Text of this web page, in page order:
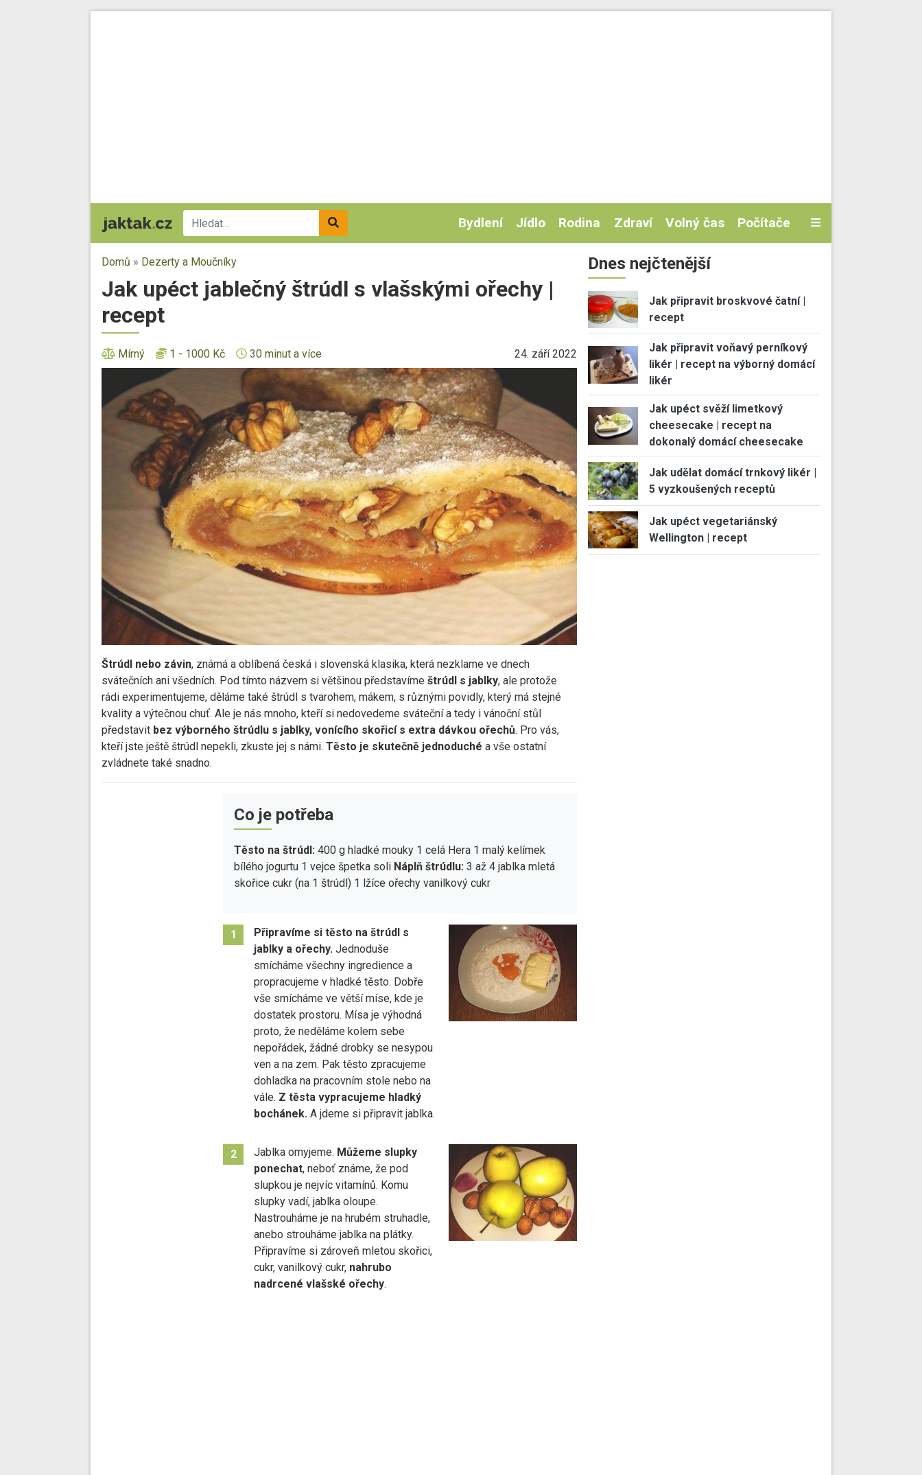
Bydlení Jídlo Rodina Zdraví Volný čas Počítače
Domů » Dezerty a Moučníky
Jak upéct jablečný štrúdl s vlašskými ořechy |
recept
Mírný 1 - 1000 Kč 30 minut a více 24. září 2022
Štrúdl nebo závin, známá a oblíbená česká i slovenská klasika, která nezklame ve dnech
svátečních ani všedních. Pod tímto názvem si většinou představíme štrúdl s jablky, ale protože
rádi experimentujeme, děláme také štrúdl s tvarohem, mákem, s různými povidly, který má stejné
kvality a výtečnou chuť. Ale je nás mnoho, kteří si nedovedeme sváteční a tedy i vánoční stůl
představit bez výborného štrúdlu s jablky, vonícího skořicí s extra dávkou ořechů. Pro vás,
kteří jste ještě štrúdl nepekli, zkuste jej s námi. Těsto je skutečně jednoduché a vše ostatní
zvládnete také snadno.
Co je potřeba
Těsto na štrúdl: 400 g hladké mouky 1 celá Hera 1 malý kelímek
bílého jogurtu 1 vejce špetka soli Náplň štrúdlu: 3 až 4 jablka mletá
skořice cukr (na 1 štrúdl) 1 lžíce ořechy vanilkový cukr
1
Připravíme si těsto na štrúdl s
jablky a ořechy.Jednoduše
smícháme všechny ingredience a
propracujeme v hladké těsto. Dobře
vše smícháme ve větší míse, kde je
dostatek prostoru. Mísa je výhodná
proto, že neděláme kolem sebe
nepořádek, žádné drobky se nesypou
ven a na zem. Pak těsto zpracujeme
dohladka na pracovním stole nebo na
vále. Z těsta vypracujeme hladký
bochánek.A jdeme si připravit jablka.
2 Jablka omyjeme. Můžeme slupky
ponechat, neboť známe, že pod
slupkou je nejvíc vitamínů. Komu
slupky vadí, jablka oloupe.
Nastrouháme je na hrubém struhadle,
anebo strouháme jablka na plátky.
Připravíme si zároveň mletou skořici,
cukr, vanilkový cukr, nahrubo
nadrcené vlašské ořechy.
Dnes nejčtenější
Jak připravit broskvové čatní |
recept
Jak připravit voňavý perníkový
likér | recept na výborný domácí
likér
Jak upéct svěží limetkový
cheesecake | recept na
dokonalý domácí cheesecake
Jak udělat domácí trnkový likér |
5 vyzkoušených receptů
Jak upéct vegetariánský
Wellington | recept